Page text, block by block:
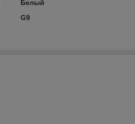
Белый
G9